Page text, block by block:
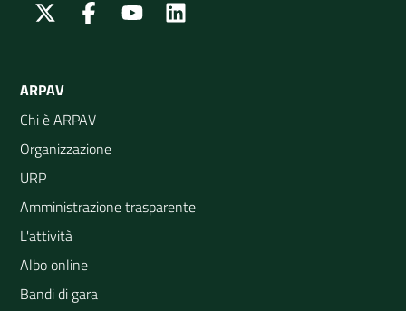
Twitter FacebookYoutube
ARPAV
Chi è ARPAV
Organizzazione
URP
Amministrazione trasparente
L'attività
Albo online
Bandi di gara